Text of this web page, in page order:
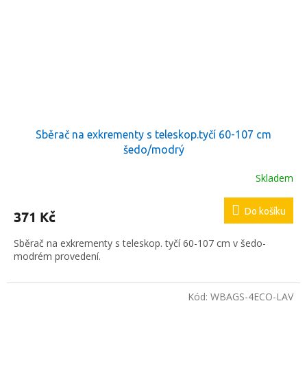
Sběrač na exkrementy s teleskop.tyčí 60-107 cm
šedo/modrý
Skladem
371 Kč Do košíku
Sběrač na exkrementy s teleskop. tyčí 60-107 cm v šedo-
modrém provedení.
Kód: WBAGS-4ECO-LAV